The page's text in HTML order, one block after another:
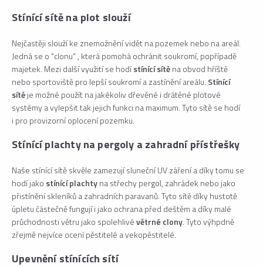
Stínící sítě na plot slouží
Nejčastěji slouží ke znemožnění vidět na pozemek nebo na areál.
Jedná se o "clonu" , která pomohá ochránit soukromí, popřípadě
majetek. Mezi další využití se hodístínící sítěna obvod hříště
nebo sportoviště pro lepší soukromí a zastínění areálu. Stínící
sítěje možné použít na jakékoliv dřevěné i drátěné plotové
systémy a vylepšit tak jejich funkci na maximum. Tyto sítě se hodí
i pro provizorní oplocení pozemku.
Stínící plachty na pergoly a zahradní přístřešky
Naše stínící sítě skvěle zamezují sluneční UV záření a díky tomu se
hodí jako stínící plachtyna střechy pergol, zahrádek nebo jako
přistínění skleníků a zahradních paravanů. Tyto sítě díky hustotě
úpletu částečně fungují i jako ochrana před deštěm a díky malé
průchodnosti větru jako spolehlivévětrné clony. Tyto výhpdně
zřejmě nejvíce ocení pěstitelé a vekopěstitelé.
Upevnění stínících sítí